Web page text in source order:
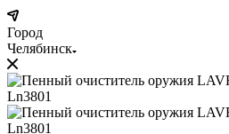
Город
Челябинск